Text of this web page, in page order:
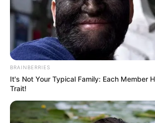
Por:Alerta Tolima
Diciembre 26, 2018
UNIRSE AL CANAL DE
BRAINBERRIES
It's Not Your Typical Family: Each Member
Trait!